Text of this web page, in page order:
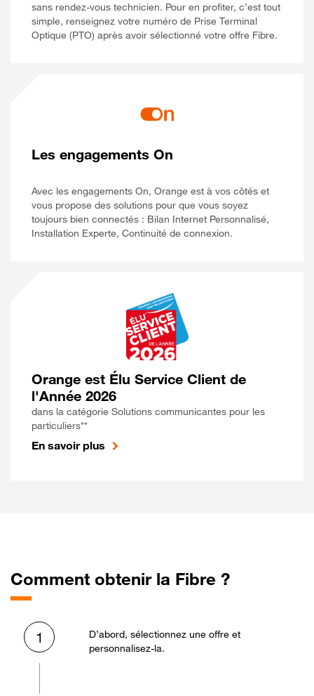
sans rendez-vous technicien. Pour en profiter, c’est tout
simple, renseignez votre numéro de Prise Terminal
Optique (PTO) après avoir sélectionné votre offre Fibre.
Les engagements On
Avec les engagements On, Orange est à vos côtés et
vous propose des solutions pour que vous soyez
toujours bien connectés : Bilan Internet Personnalisé,
Installation Experte, Continuité de connexion.
Orange est Élu Service Client de
l'Année 2026
dans la catégorie Solutions communicantes pour les
particuliers**
En savoir plus
Comment obtenir la Fibre ?
1
D’abord, sélectionnez une offre et
personnalisez-la.